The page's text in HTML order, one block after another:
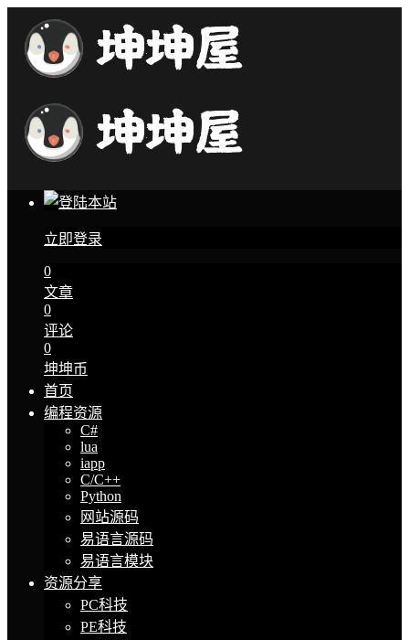
立即登录
0
文章
0
评论
0
坤坤币
首页
编程资源
C#
lua
iapp
C/C++
Python
网站源码
易语言源码
易语言模块
资源分享
PC科技
PE科技